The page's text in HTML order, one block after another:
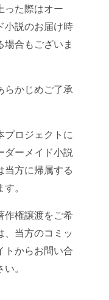
った際はオー
小説のお届け時
場合もございま
じめご了承
プロジェクトに
ダーメイド小説
当方に帰属する
。
譲渡をご希
、当方のコミッ
トからお問い合
。